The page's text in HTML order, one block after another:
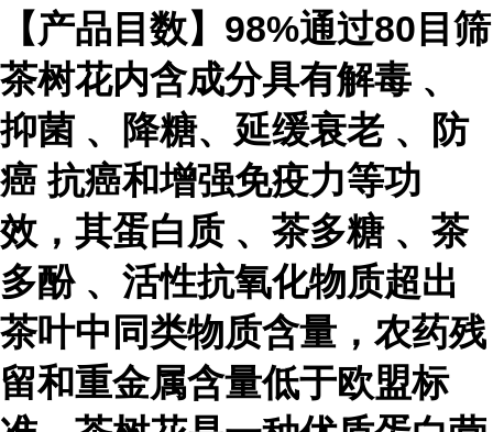
【产品目数】98%通过80目筛
茶树花内含成分具有解毒 、
抑菌 、降糖、 延缓衰老 、
防
癌 抗癌和增强免疫力等功
效，其蛋白质 、 茶多糖 、 茶
多酚 、活性抗氧化物质超出
茶叶中同类物质含量，农药残
留和重金属含量低于欧盟标